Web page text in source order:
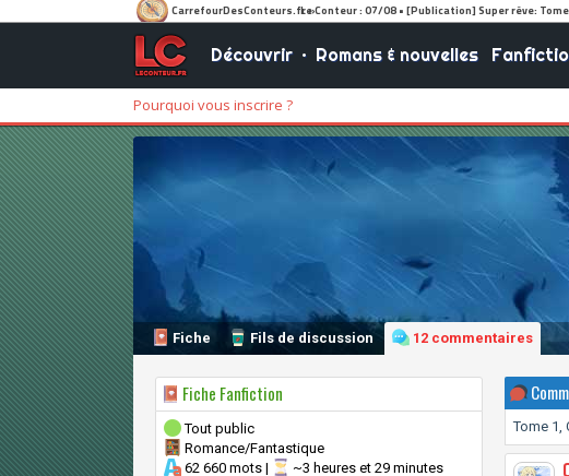
Découvrir• Romans & nouvelles
Pourquoi vous inscrire ?
Fiche Fils de discussion 12 commentaires
Fiche Fanfiction
Tout public
Romance/Fantastique
62 660 mots |
~3 heures et 29 minutes
Tome 1,